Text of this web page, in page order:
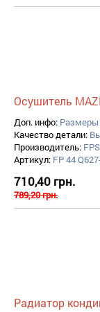
Осушитель
Доп. инфо: Размеры
Качество детали:
Производитель: FPS
Артикул: FP 44
710,40 грн.
789,20 грн.
Радиатор